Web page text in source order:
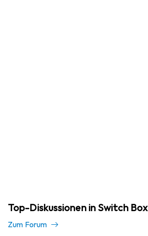
Top-Diskussionen in Switch Box
Zum Forum